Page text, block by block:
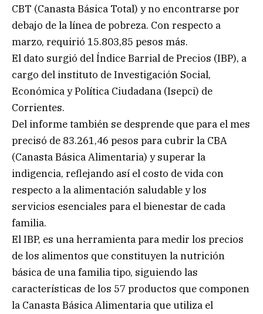
CBT (Canasta Básica Total) y no encontrarse por
debajo de la línea de pobreza. Con respecto a
marzo, requirió 15.803,85 pesos más.
El dato surgió del Índice Barrial de Precios (IBP), a
cargo del instituto de Investigación Social,
Económica y Política Ciudadana (Isepci) de
Corrientes.
Del informe también se desprende que para el mes
precisó de 83.261,46 pesos para cubrir la CBA
(Canasta Básica Alimentaria) y superar la
indigencia, reflejando así el costo de vida con
respecto a la alimentación saludable y los
servicios esenciales para el bienestar de cada
familia.
El IBP, es una herramienta para medir los precios
de los alimentos que constituyen la nutrición
básica de una familia tipo, siguiendo las
características de los 57 productos que componen
la Canasta Básica Alimentaria que utiliza el